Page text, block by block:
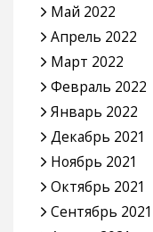
Май 2022
Апрель 2022
Март 2022
Февраль 2022
Январь 2022
Декабрь 2021
Ноябрь 2021
Октябрь 2021
Сентябрь 2021